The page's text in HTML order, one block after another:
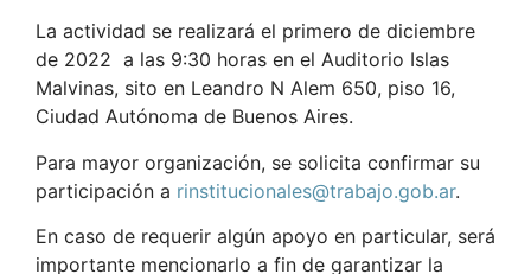
La actividad se realizará el primero de diciembre
de 2022 a las 9:30 horas en el Auditorio Islas
Malvinas, sito en Leandro N Alem 650, piso 16,
Ciudad Autónoma de Buenos Aires.
Para mayor organización, se solicita confirmar su
participación a rinstitucionales@trabajo.gob.ar.
En caso de requerir algún apoyo en particular, será
importante mencionarlo a fin de garantizar la